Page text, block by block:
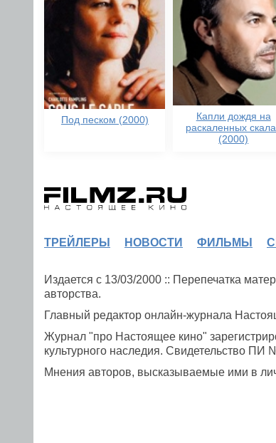
Под песком (2000)
Капли дождя на
раскаленных
(2000)
ТРЕЙЛЕРЫ НОВОСТИ ФИЛЬМЫ
Издается с 13/03/2000 :: Перепечатка
авторства.
Главный редактор онлайн-журнала
Журнал "про Настоящее кино"
культурного наследия. Свидетельство ПИ
Мнения авторов, высказываемые ими в